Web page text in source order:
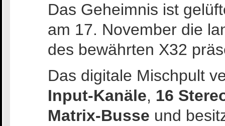
Das Geheimnis ist
am 17. November die
des bewährten X32
Das digitale Mischpult
Input-Kanäle, 16
Matrix-Busse und